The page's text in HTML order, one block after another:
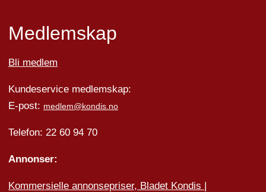
Medlemskap
Bli medlem
Kundeservice medlemskap:
E-post: medlem@kondis.no
Telefon: 22 60 94 70
Annonser:
Kommersielle annonsepriser, Bladet Kondis |